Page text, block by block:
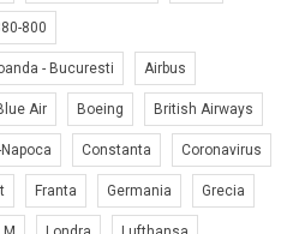
800
- Bucuresti Airbus
Air Boeing British Airways
Constanta Coronavirus
Franta Germania Grecia